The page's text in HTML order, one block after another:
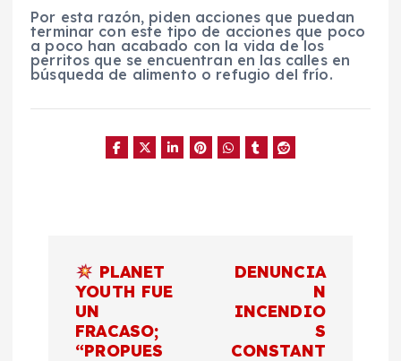
Por esta razón, piden acciones que puedan
terminar con este tipo de acciones que poco
a poco han acabado con la vida de los
perritos que se encuentran en las calles en
búsqueda de alimento o refugio del frío.
PLANET
YOUTH FUE
UN
FRACASO;
“PROPUES
DENUNCIA
N
INCENDIO
S
CONSTANT